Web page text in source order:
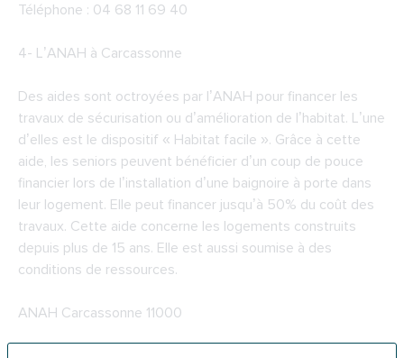
Téléphone : 04 68 11 69 40
4- L’ANAH à Carcassonne
Des aides sont octroyées par l’ANAH pour financer les
travaux de sécurisation ou d’amélioration de l’habitat. L’une
d’elles est le dispositif « Habitat facile ». Grâce à cette
aide, les seniors peuvent bénéficier d’un coup de pouce
financier lors de l’installation d’une baignoire à porte dans
leur logement. Elle peut financer jusqu’à 50% du coût des
travaux. Cette aide concerne les logements construits
depuis plus de 15 ans. Elle est aussi soumise à des
conditions de ressources.
ANAH Carcassonne 11000